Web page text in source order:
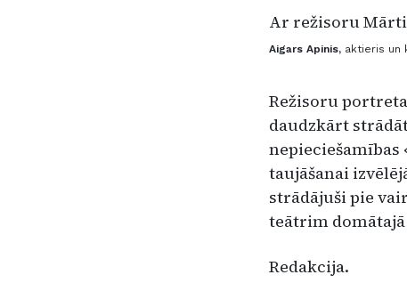
Ar režisoru
Aigars Apinis, aktieris un
Režisoru
daudzkārt
taujāšanai
strādājuši pie
teātrim
Redakcija.